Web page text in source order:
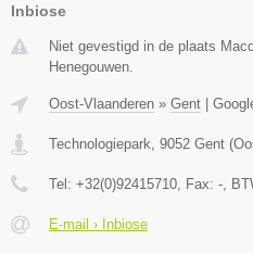
Inbiose
Niet gevestigd in de plaats
Henegouwen.
Oost-Vlaanderen » Gent
Technologiepark 9052 Gent (
Tel: +32(0)92415710 , Fax: - ,
E-mail › Inbiose